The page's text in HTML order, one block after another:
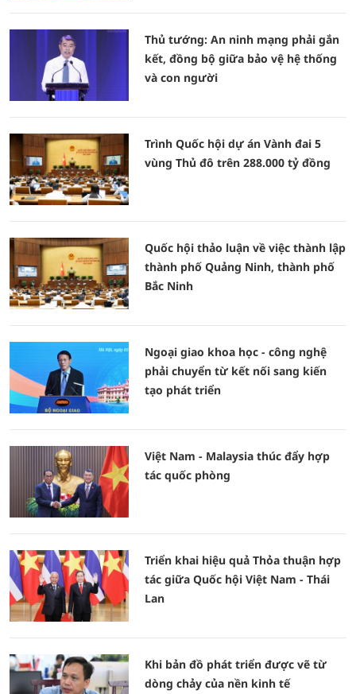
Thủ tướng: An ninh mạng phải gắn
kết, đồng bộ giữa bảo vệ hệ thống
và con người
Trình Quốc hội dự án Vành đai 5
vùng Thủ đô trên 288.000 tỷ đồng
Quốc hội thảo luận về việc thành lập
thành phố Quảng Ninh, thành phố
Bắc Ninh
Ngoại giao khoa học - công nghệ
phải chuyển từ kết nối sang kiến
tạo phát triển
Việt Nam - Malaysia thúc đẩy hợp
tác quốc phòng
Triển khai hiệu quả Thỏa thuận hợp
tác giữa Quốc hội Việt Nam - Thái
Lan
Khi bản đồ phát triển được vẽ từ
dòng chảy của nền kinh tế